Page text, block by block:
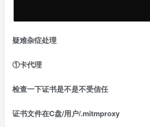
疑难杂症处理
①卡代理
检查一下证书是不是不受信任
证书文件在C盘/用户/.mitmproxy